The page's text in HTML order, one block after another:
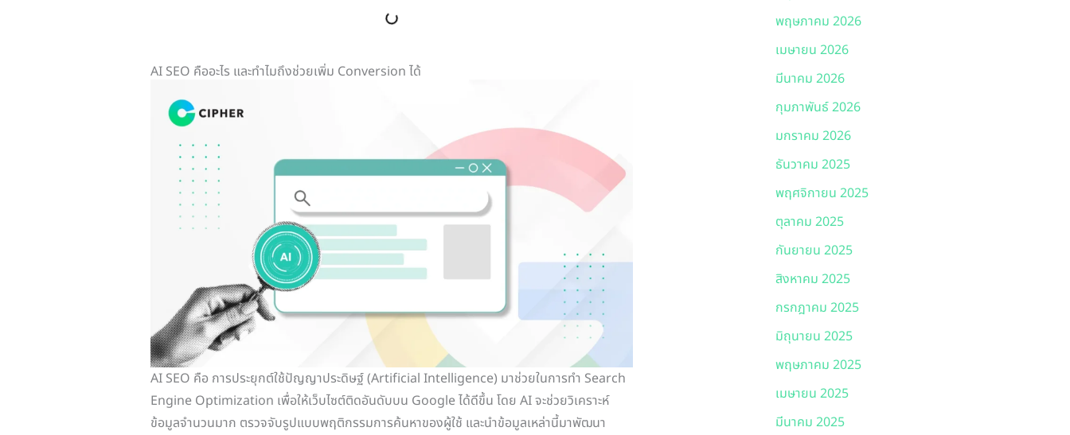
AI SEO คืออะไร และทำไมถึงช่วยเพิ่ม Conversion ได้
AI SEO คือ การประยุกต์ใช้ปัญญาประดิษฐ์ (Artificial Intelligence) มาช่วยในการทำ Search
Engine Optimization เพื่อให้เว็บไซต์ติดอันดับบน Google ได้ดีขึ้น โดย AI จะช่วยวิเคราะห์
ข้อมูลจำนวนมาก ตรวจจับรูปแบบพฤติกรรมการค้นหาของผู้ใช้ และนำข้อมูลเหล่านี้มาพัฒนา
พฤษภาคม 2026
เมษายน 2026
มีนาคม 2026
กุมภาพันธ์ 2026
มกราคม 2026
ธันวาคม 2025
พฤศจิกายน 2025
ตุลาคม 2025
กันยายน 2025
สิงหาคม 2025
กรกฎาคม 2025
มิถุนายน 2025
พฤษภาคม 2025
เมษายน 2025
มีนาคม 2025